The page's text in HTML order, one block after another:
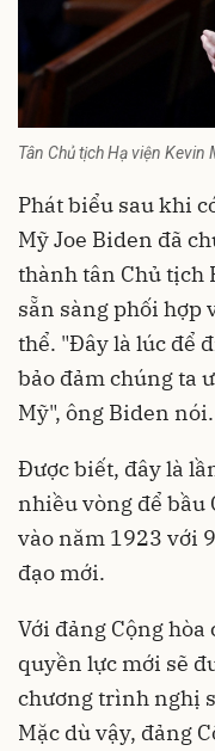
Tân Chủ tịch Hạ viện Kevin
Phát biểu sau khi
Mỹ Joe Biden đã
thành tân Chủ tịch
sẵn sàng phối hợp
thể. "Đây là lúc để
bảo đảm chúng ta
Mỹ", ông Biden nói.
Được biết, đây là
nhiều vòng để bầu
vào năm 1923 với
đạo mới.
Với đảng Cộng
quyền lực mới sẽ
chương trình nghị
Mặc dù vậy, đảng